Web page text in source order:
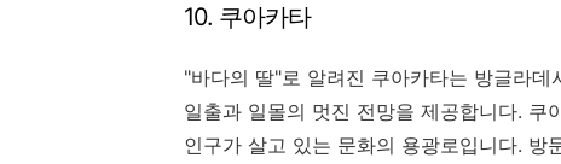
10. 쿠아카타
"바다의 딸"로 알려진 쿠아카타는 방글라
일출과 일몰의 멋진 전망을 제공합니다.
인구가 살고 있는 문화의 용광로입니다. 방